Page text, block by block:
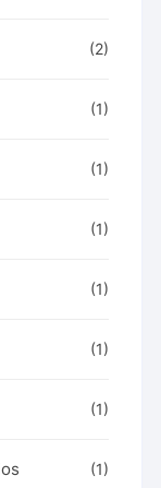
(2)
(1)
(1)
(1)
(1)
(1)
(1)
(1)